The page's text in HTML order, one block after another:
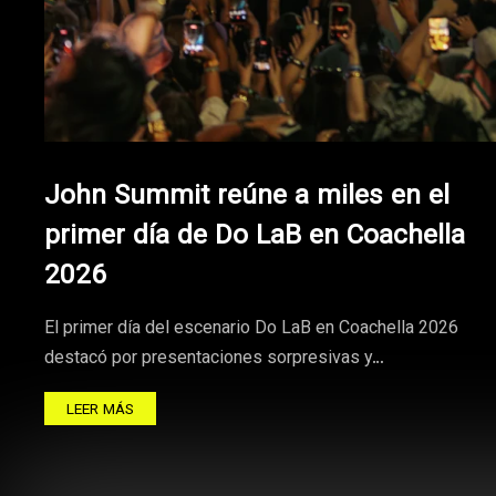
John Summit reúne a miles en el
primer día de Do LaB en Coachella
2026
El primer día del escenario Do LaB en Coachella 2026
destacó por presentaciones sorpresivas y…
LEER MÁS